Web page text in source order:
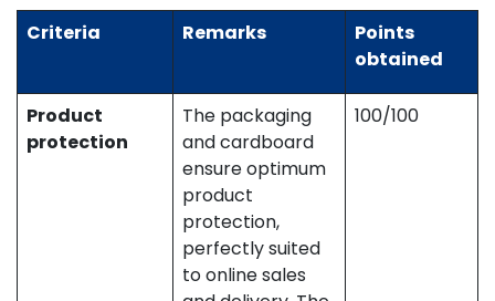
Criteria
Remarks
Points
obtained
Product
protection
The packaging
and cardboard
ensure optimum
product
protection,
perfectly suited
to online sales
100/100